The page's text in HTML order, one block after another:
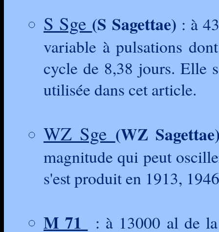
S Sge (S Sagettae) : à
variable à pulsations
cycle de 8,38 jours. Elle
utilisée dans cet article.
WZ Sge (WZ
magnitude qui peut
s'est produit en 1913,
M 71
: à 13000 al de